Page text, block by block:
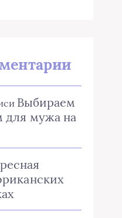
Выбираем
мужа на